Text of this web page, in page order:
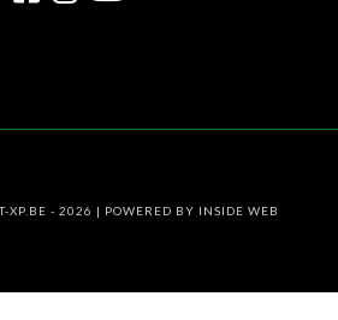
XP.BE - 2026 | POWERED BY INSIDE WEB